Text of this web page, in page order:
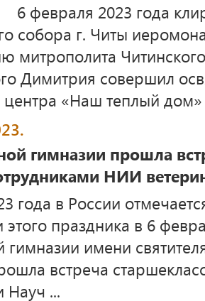
6 февраля 2023 года
собора г. Читы
митрополита
Димитрия совершил
«Наш теплый дом»
гимназии прошла
НИИ
года в России
праздника в 6
гимназии имени
встреча
Науч ...